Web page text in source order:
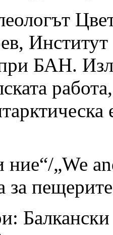
БАН.
„We
за